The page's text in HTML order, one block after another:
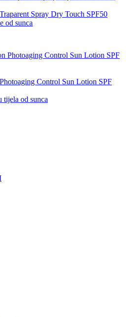
Spray Dry Touch SPF50
od sunca
Control Sun Lotion SPF
tijela od sunca